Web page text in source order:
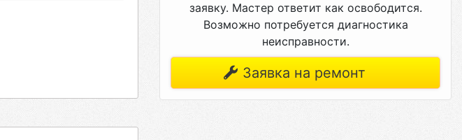
заявку. Мастер ответит как освободится.
Возможно потребуется диагностика
неисправности.
Заявка на ремонт